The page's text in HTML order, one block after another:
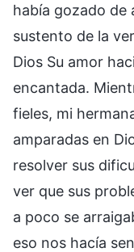
había gozado de
sustento de la
Dios Su amor
encantada.
fieles, mi
amparadas en
resolver sus
ver que sus
a poco se
eso nos hacía